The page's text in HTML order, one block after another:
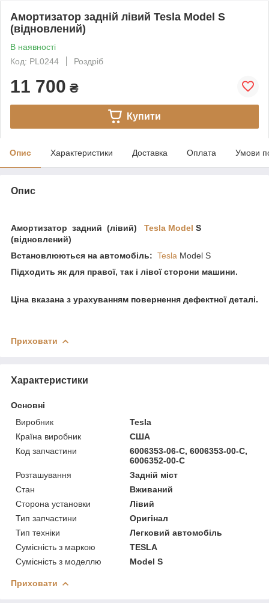
Амортизатор задній лівий Tesla Model S
(відновлений)
В наявності
Код: PL0244
Роздріб
11 700 ₴
Купити
Опис Характеристики Доставка Оплата Умови
Опис
Амортизатор задний (лівий) Tesla Model S
(відновлений)
Встановлюються на автомобіль: Tesla Model S
Підходить як для правої, так і лівої сторони машини.
Ціна вказана з урахуванням повернення дефектної деталі.
Приховати
Характеристики
Основні
Виробник
Tesla
Країна виробник
США
Код запчастини
6006353-06-C, 6006353-00-C,
6006352-00-C
Розташування
Задній міст
Стан
Вживаний
Сторона установки
Лівий
Тип запчастини
Оригінал
Тип техніки
Легковий автомобіль
Сумісність з маркою
TESLA
Сумісність з моделлю
Model S
Приховати